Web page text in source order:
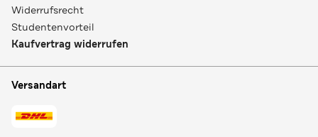
Widerrufsrecht
Studentenvorteil
Kaufvertrag widerrufen
Versandart